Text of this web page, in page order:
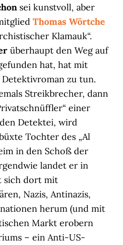
sei kunstvoll, aber
Thomas Wörtche
Klamauk“.
überhaupt den Weg auf
hat, hat mit
zu tun.
Streikbrecher, dann
einer
Detektei, wird
Tochter des „Al
in den Schoß der
landet er in
sich dort mit
Nazis, Antinazis,
herum (und mit
Markt erobern
– ein Anti-US-